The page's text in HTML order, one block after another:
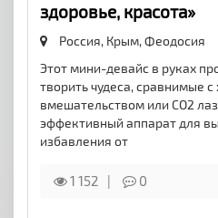
здоровье, красота»
Россия, Крым,Феодосия
Этот мини-девайс в руках
творить чудеса, сравнимые с
вмешательством или СО2
эффективный аппарат для
избавления от
1 152 0